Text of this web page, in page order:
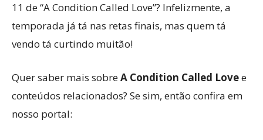
11 de “A Condition Called Love”? Infelizmente, a
temporada já tá nas retas finais, mas quem tá
vendo tá curtindo muitão!
Quer saber mais sobreA Condition Called Lovee
conteúdos relacionados? Se sim, então confira em
nosso portal: